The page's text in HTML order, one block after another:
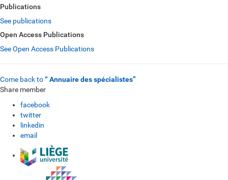
Publications
See publications
Open Access Publications
See Open Access Publications
Come back to“ Annuaire des spécialistes”
Share member
facebook
twitter
linkedin
email